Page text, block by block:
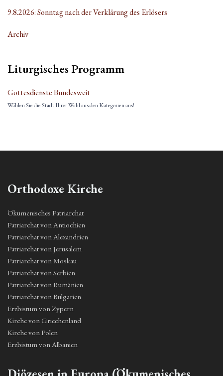
9.8.2026: Sonntag nach der Verklärung des Erlösers
Archiv
Liturgisches Programm
Gottesdienste Bundesweit
Wählen Sie die Stadt Ihrer Wahl aus den Kategorien aus!
Orthodoxe Kirche
Ökumenisches Patriarchat
Patriarchat von Antiochien
Patriarchat von Alexandrien
Patriarchat von Jerusalem
Patriarchat von Moskau
Patriarchat von Serbien
Patriarchat von Rumänien
Patriarchat von Bulgarien
Erzbistum von Zypern
Kirche von Griechenland
Kirche von Polen
Erzbistum von Albanien